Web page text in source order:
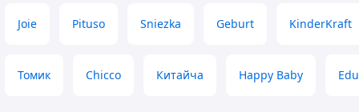
Joie Pituso Sniezka Geburt KinderKraft
Томик Chicco Китайча Happy Baby